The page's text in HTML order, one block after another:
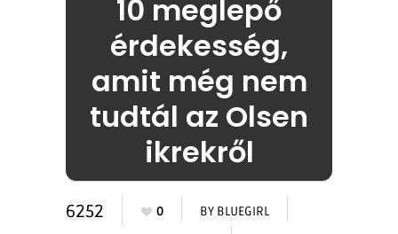
10 meglepő
érdekesség,
amit még nem
tudtál az Olsen
ikrekről
6252 0 BY BLUEGIRL